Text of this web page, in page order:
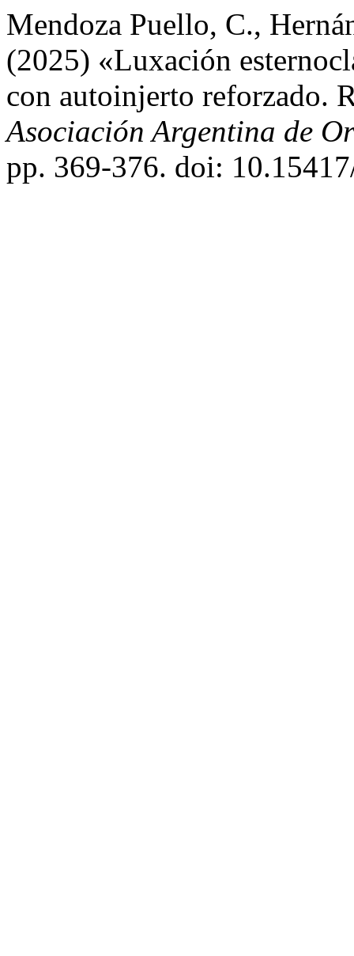
Mendoza Puello, C.,
(2025) «Luxación
con autoinjerto reforzado.
Asociación Argentina de
pp. 369-376. doi: